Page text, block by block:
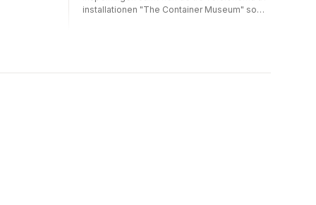
installationen "The Container Museum" som